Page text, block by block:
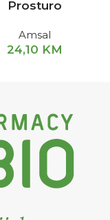
Prosturo
Amsal
24,10 KM